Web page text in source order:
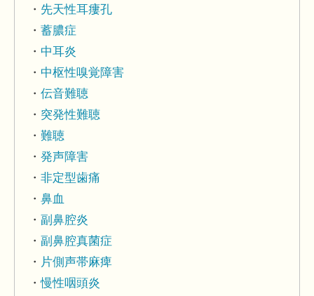
先天性耳瘻孔
蓄膿症
中耳炎
中枢性嗅覚障害
伝音難聴
突発性難聴
難聴
発声障害
非定型歯痛
鼻血
副鼻腔炎
副鼻腔真菌症
片側声帯麻痺
慢性咽頭炎